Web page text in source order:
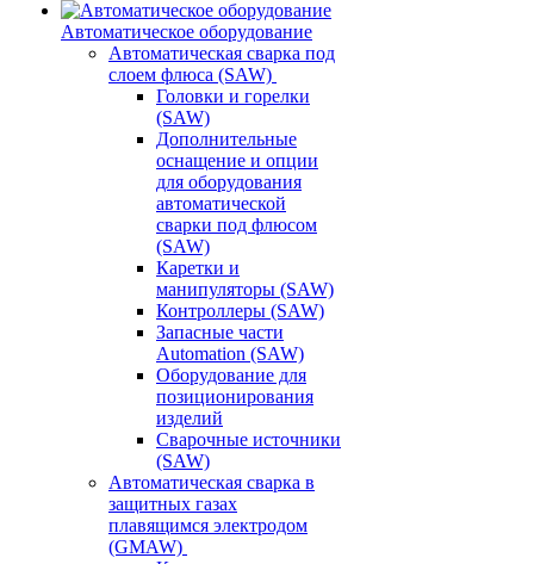
Автоматическое оборудование
Автоматическая сварка под
слоем флюса (SAW)
Головки и горелки
(SAW)
Дополнительные
оснащение и опции
для оборудования
автоматической
сварки под флюсом
(SAW)
Каретки и
манипуляторы (SAW)
Контроллеры (SAW)
Запасные части
Automation (SAW)
Оборудование для
позиционирования
изделий
Сварочные источники
(SAW)
Автоматическая сварка в
защитных газах
плавящимся электродом
(GMAW)